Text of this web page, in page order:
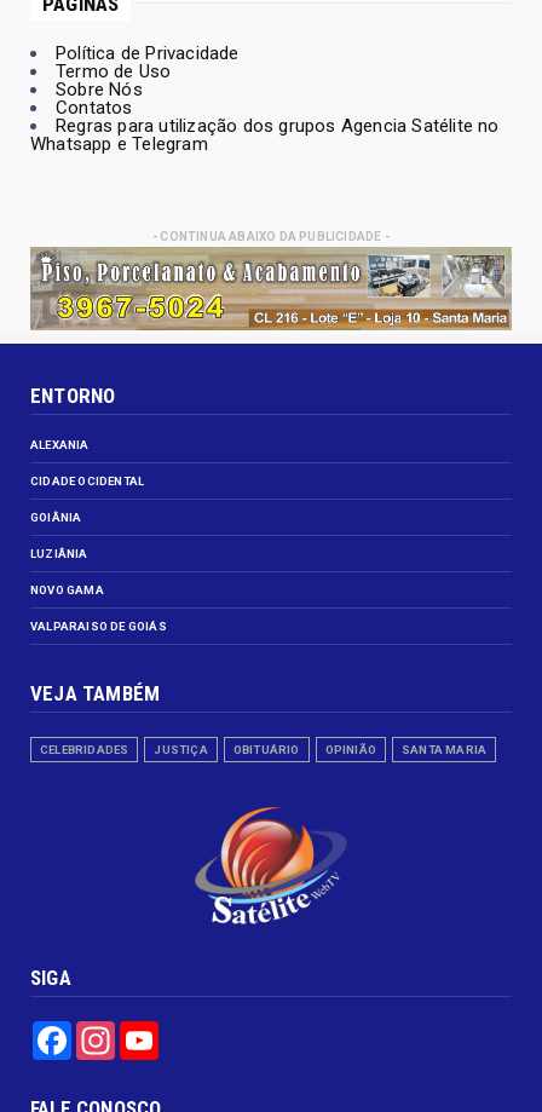
Política de Privacidade
Termo de Uso
Sobre Nós
Contatos
Regras para utilização dos grupos Agencia Satélite no
Whatsapp e Telegram
- CONTINUA ABAIXO DA PUBLICIDADE -
ENTORNO
ALEXANIA
CIDADE OCIDENTAL
GOIÂNIA
LUZIÂNIA
NOVO GAMA
VALPARAISO DE GOIÁS
VEJA TAMBÉM
CELEBRIDADES JUSTIÇA OBITUÁRIO OPINIÃO SANTA MARIA
SIGA
FacebookInstagram